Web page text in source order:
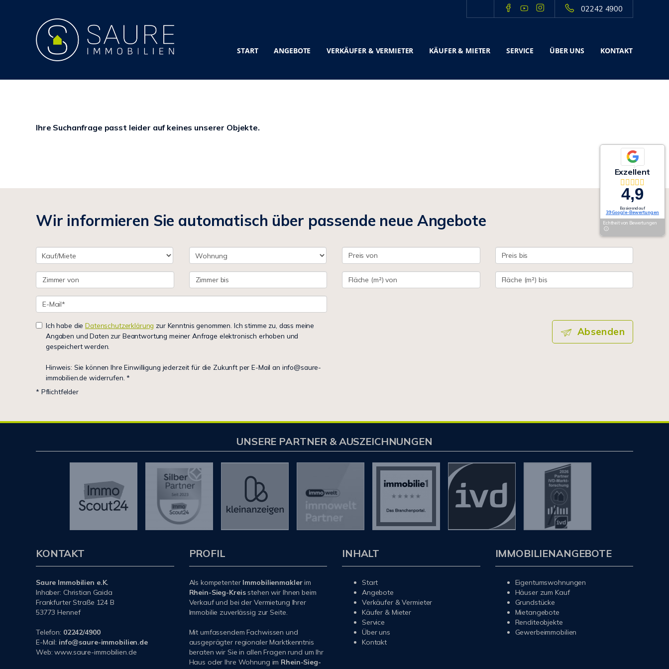
02242 4900
START ANGEBOTE VERKÄUFER & VERMIETER KÄUFER & MIETER SERVICE ÜBER UNS KONTAKT
Ihre Suchanfrage passt leider auf keines unserer Objekte.
Wir informieren Sie automatisch über passende neue Angebote
Ich habe dieDatenschutzerklärung zur Kenntnis genommen. Ich stimme zu, dass meine
Angaben und Daten zur Beantwortung meiner Anfrage elektronisch erhoben und
gespeichert werden.
Hinweis: Sie können Ihre Einwilligung jederzeit für die Zukunft per E-Mail an info@saure-
immobilien.de widerrufen. *
* Pflichtfelder
Absenden
Exzellent
4,9
Basierend auf
39 Google-Bewertungen
Echtheit von Bewertungen
UNSERE PARTNER & AUSZEICHNUNGEN
KONTAKT
Saure Immobilien e.K.
Inhaber: Christian Gaida
Frankfurter Straße 124 B
53773 Hennef
Telefon: 02242/4900
E-Mail: info@saure-immobilien.de
Web: www.saure-immobilien.de
PROFIL
Als kompetenter Immobilienmaklerim
Rhein-Sieg-Kreis stehen wir Ihnen beim
Verkauf und bei der Vermietung Ihrer
Immobilie zuverlässig zur Seite.
Mit umfassendem Fachwissen und
ausgeprägter regionaler Marktkenntnis
beraten wir Sie in allen Fragen rund um Ihr
Haus oder Ihre Wohnung im Rhein-Sieg-
INHALT
Start
Angebote
Verkäufer & Vermieter
Käufer & Mieter
Service
Über uns
Kontakt
IMMOBILIENANGEBOTE
Eigentumswohnungen
Häuser zum Kauf
Grundstücke
Mietangebote
Renditeobjekte
Gewerbeimmobilien